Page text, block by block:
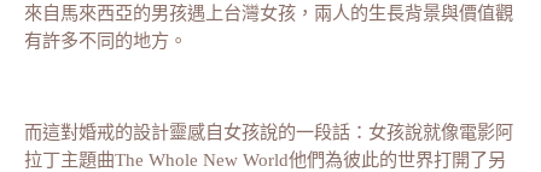
來自馬來西亞的男孩遇上台灣女孩，兩人的生長背景與價值觀
有許多不同的地方。
而這對婚戒的設計靈感自女孩說的一段話：女孩說就像電影阿
拉丁主題曲The Whole New World他們為彼此的世界打開了另